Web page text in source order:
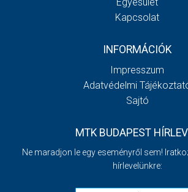
Egyesület
Kapcsolat
INFORMÁCIÓK
Impresszum
Adatvédelmi
Sajtó
MTK BUDAPEST
Ne maradjon le egy eseményről sem!
hírlevelünkre: